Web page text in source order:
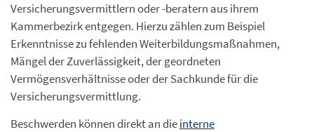
Versicherungsvermittlern oder -beratern aus ihrem
Kammerbezirk entgegen. Hierzu zählen zum Beispiel
Erkenntnisse zu fehlenden Weiterbildungsmaßnahmen,
Mängel der Zuverlässigkeit, der geordneten
Vermögensverhältnisse oder der Sachkunde für die
Versicherungsvermittlung.
Beschwerden können direkt an dieinterne